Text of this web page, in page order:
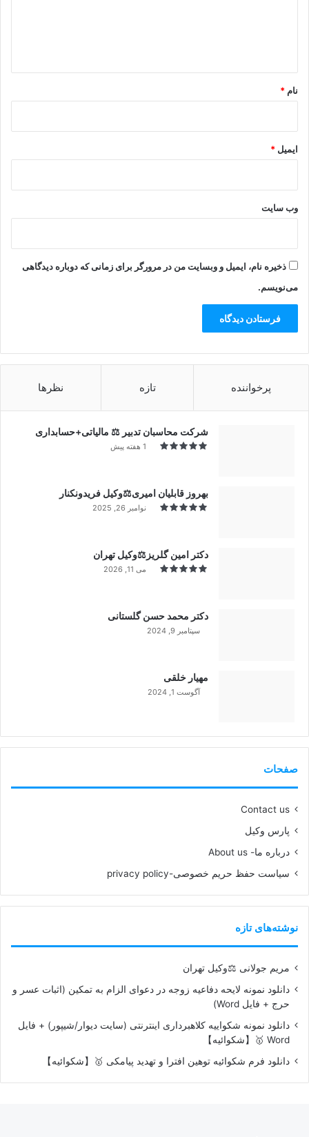
نام *
ایمیل *
وب‌ سایت
ذخیره نام، ایمیل و وبسایت من در مرورگر برای زمانی که دوباره دیدگاهی
می‌نویسم.
پرخواننده تازه نظرها
شرکت محاسبان تدبیر ⚖️ مالیاتی+حسابداری
1 هفته پیش
بهروز قابلیان امیری⚖️وکیل فریدونکنار
نوامبر 26, 2025
دکتر امین گلریز⚖️وکیل تهران
می 11, 2026
دکتر محمد حسن گلستانی
سپتامبر 9, 2024
مهیار خلقی
آگوست 1, 2024
صفحات
Contact us
پارس وکیل
درباره ما- About us
سیاست حفظ حریم خصوصی-privacy policy
نوشته‌های تازه
مریم جولانی ⚖️وکیل تهران
دانلود نمونه لایحه دفاعیه زوجه در دعوای الزام به تمکین (اثبات عسر و
حرج + فایل Word)
دانلود نمونه شکواییه کلاهبرداری اینترنتی (سایت دیوار/شیپور) + فایل
Word 🥇【شکوائیه】
دانلود فرم شکوائیه توهین افترا و تهدید پیامکی 🥇【شکوائیه】